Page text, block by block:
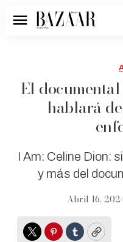
Menú
El
hablará
I Am: Celine Dion:
y más del
Abril 16,
TwitterPinterest
TumblrCopy